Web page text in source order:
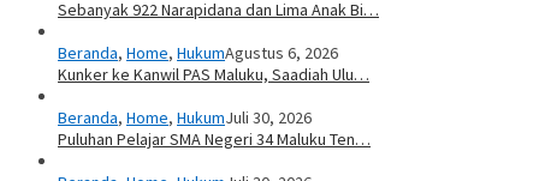
Sebanyak 922 Narapidana dan Lima Anak Bi…
Beranda, Home, HukumAgustus 6, 2026
Kunker ke Kanwil PAS Maluku, Saadiah Ulu…
Beranda, Home, HukumJuli 30, 2026
Puluhan Pelajar SMA Negeri 34 Maluku Ten…